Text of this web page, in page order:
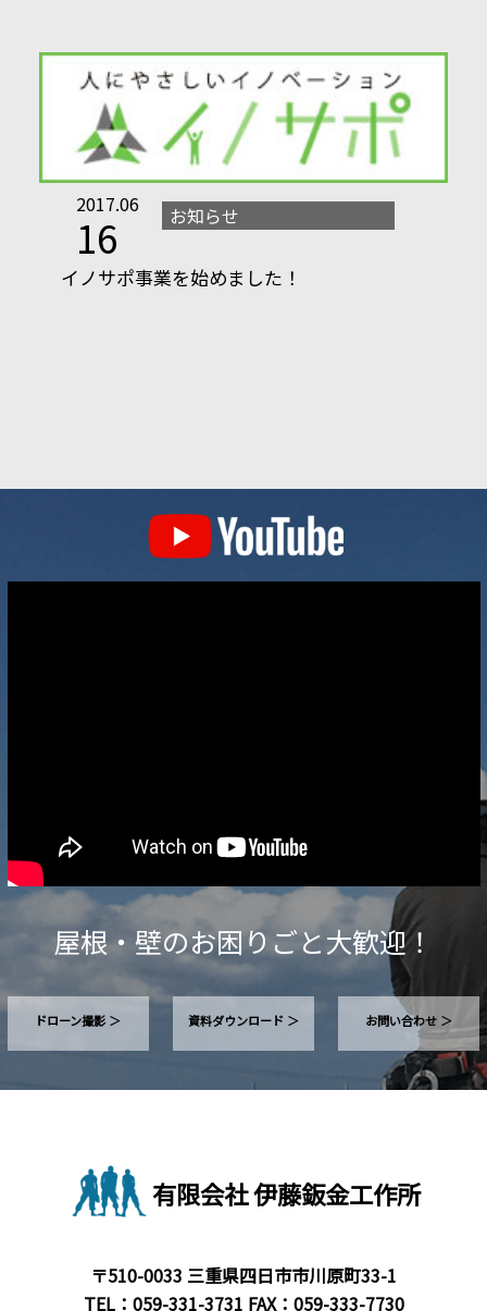
2017.06
16 お知らせ
イノサポ事業を始めました！
屋根・壁のお困りごと大歓迎！
ドローン撮影 ＞ 資料ダウンロード ＞ お問い合わせ ＞
有限会社 伊藤鈑金工作所
〒510-0033 三重県四日市市川原町33-1
TEL： 059-331-3731 FAX：059-333-7730